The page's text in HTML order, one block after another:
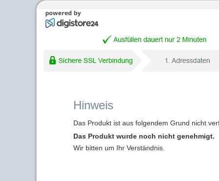
Hinweis
Das Produkt ist aus folgendem Grund nicht
Das Produkt wurde noch nicht genehmigt.
Wir bitten um Ihr Verständnis.